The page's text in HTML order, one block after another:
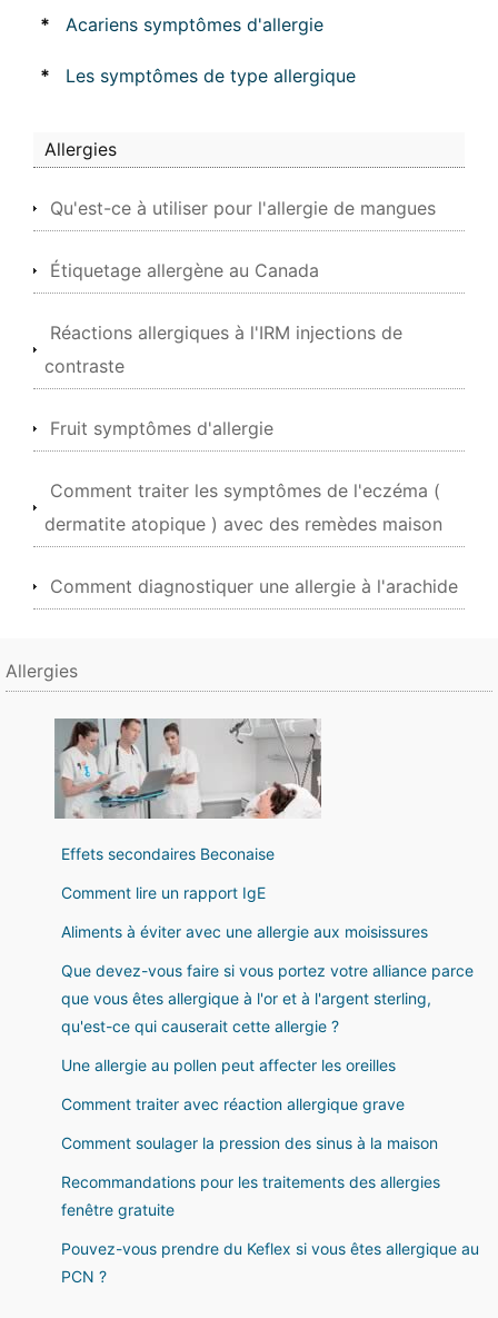
* Acariens symptômes d'allergie
* Les symptômes de type allergique
Allergies
Qu'est-ce à utiliser pour l'allergie de mangues
Étiquetage allergène au Canada
Réactions allergiques à l'IRM injections de
contraste
Fruit symptômes d'allergie
Comment traiter les symptômes de l'eczéma (
dermatite atopique ) avec des remèdes maison
Comment diagnostiquer une allergie à l'arachide
Allergies
Effets secondaires Beconaise
Comment lire un rapport IgE
Aliments à éviter avec une allergie aux moisissures
Que devez-vous faire si vous portez votre alliance parce
que vous êtes allergique à l'or et à l'argent sterling,
qu'est-ce qui causerait cette allergie ?
Une allergie au pollen peut affecter les oreilles
Comment traiter avec réaction allergique grave
Comment soulager la pression des sinus à la maison
Recommandations pour les traitements des allergies
fenêtre gratuite
Pouvez-vous prendre du Keflex si vous êtes allergique au
PCN ?